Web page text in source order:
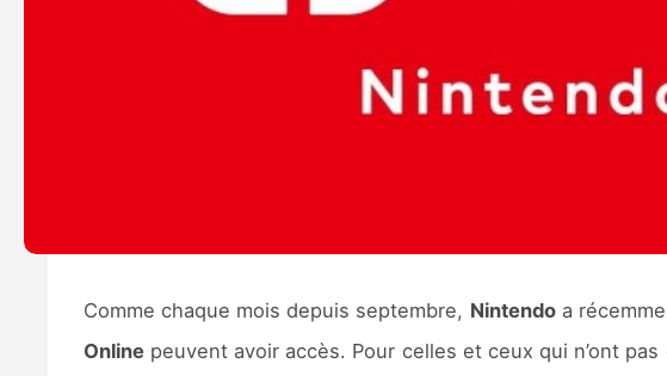
Comme chaque mois depuis septembre, Nintendoa
Onlinepeuvent avoir accès. Pour celles et ceux qui n’ont